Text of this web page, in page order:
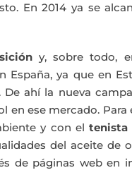
En 2014 ya se
y, sobre todo,
ya que en
ahí la nueva
ese mercado.
y con el tenista
del aceite de
de páginas web en